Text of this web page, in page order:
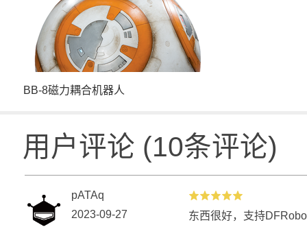
BB-8磁力耦合机器人
用户评论 (10条评论)
pATAq
2023-09-27
东西很好，支持